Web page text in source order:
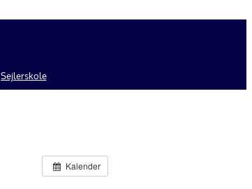
Sejlerskole
Kalender